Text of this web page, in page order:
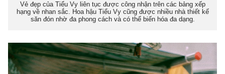
Vẻ đẹp của Tiểu Vy liên tục được công nhận trên các bảng xếp
hạng về nhan sắc. Hoa hậu Tiểu Vy cũng được nhiều nhà thiết kế
săn đón nhờ đa phong cách và có thể biến hóa đa dạng.